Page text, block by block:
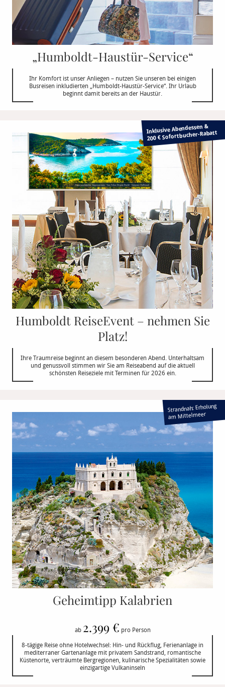
„Humboldt-Haustür-Service“
Ihr Komfort ist unser Anliegen – nutzen Sie unseren bei einigen
Busreisen inkludierten „Humboldt-Haustür-Service“. Ihr Urlaub
beginnt damit bereits an der Haustür.
Inklusive Abendessen &
200 € Sofortbucher-Rabatt
Humboldt ReiseEvent – nehmen Sie
Platz!
Ihre Traumreise beginnt an diesem besonderen Abend. Unterhaltsam
und genussvoll stimmen wir Sie am Reiseabend auf die aktuell
schönsten Reiseziele mit Terminen für 2026 ein.
Strandnah: Erholung
am Mittelmeer
Geheimtipp Kalabrien
ab 2.399 € pro Person
8-tägige Reise ohne Hotelwechsel: Hin- und Rückflug, Ferienanlage in
mediterraner Gartenanlage mit privatem Sandstrand, romantische
Küstenorte, verträumte Bergregionen, kulinarische Spezialitäten sowie
einzigartige Vulkaninseln